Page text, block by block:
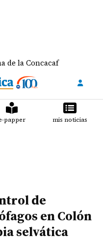
papper mis noticias
de
en Colón
selvática